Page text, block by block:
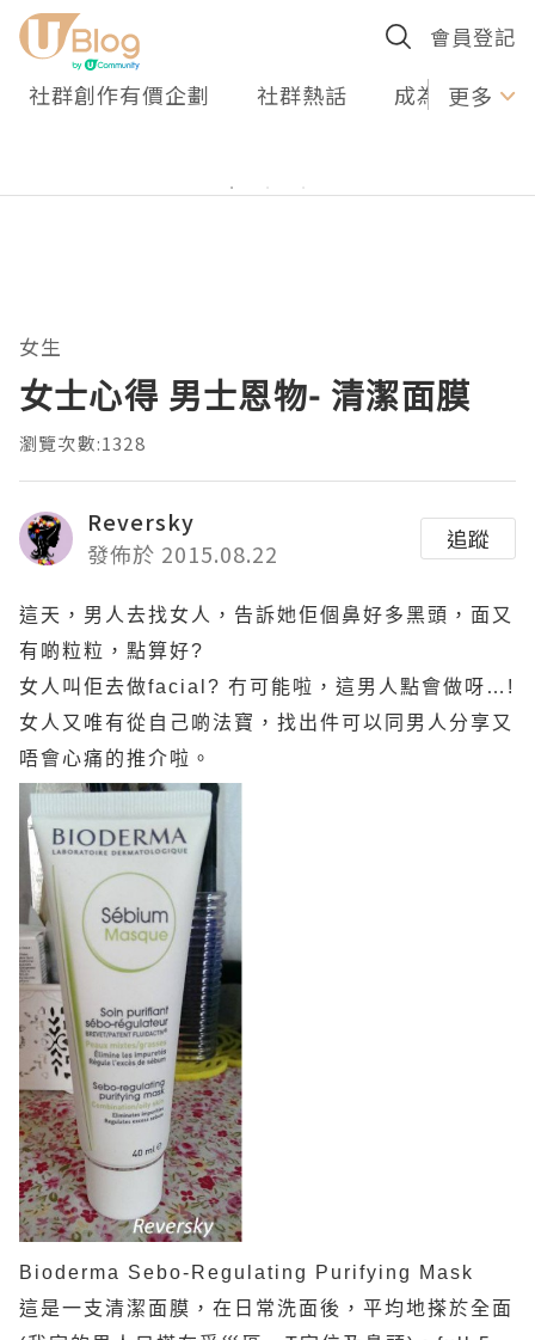
會員登記
社群創作有價企劃 社群熱話 成為U更多
女生
女士心得 男士恩物- 清潔面膜
瀏覽次數:1328
Reversky
發佈於 2015.08.22
追蹤
這天，男人去找女人，告訴她佢個鼻好多黑頭，面又
有啲粒粒，點算好?
女人叫佢去做facial? 冇可能啦，這男人點會做呀…!
女人又唯有從自己啲法寶，找出件可以同男人分享又
唔會心痛的推介啦。
Bioderma Sebo-Regulating Purifying Mask
這是一支清潔面膜，在日常洗面後，平均地搽於全面